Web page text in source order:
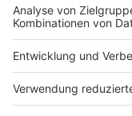
Impressum
Nutzungsbedingungen